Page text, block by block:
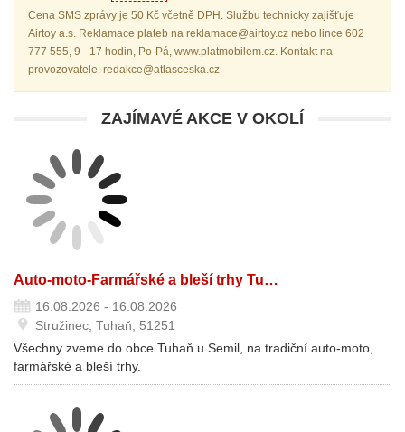
Cena SMS zprávy je 50 Kč včetně DPH. Službu technicky zajišťuje
Airtoy a.s. Reklamace plateb na reklamace@airtoy.cz nebo lince 602
777 555, 9 - 17 hodin, Po-Pá, www.platmobilem.cz. Kontakt na
provozovatele: redakce@atlasceska.cz
ZAJÍMAVÉ AKCE V OKOLÍ
Auto-moto-Farmářské a bleší trhy Tu…
16.08.2026 - 16.08.2026
Stružinec, Tuhaň, 51251
Všechny zveme do obce Tuhaň u Semil, na tradiční auto-moto,
farmářské a bleší trhy.